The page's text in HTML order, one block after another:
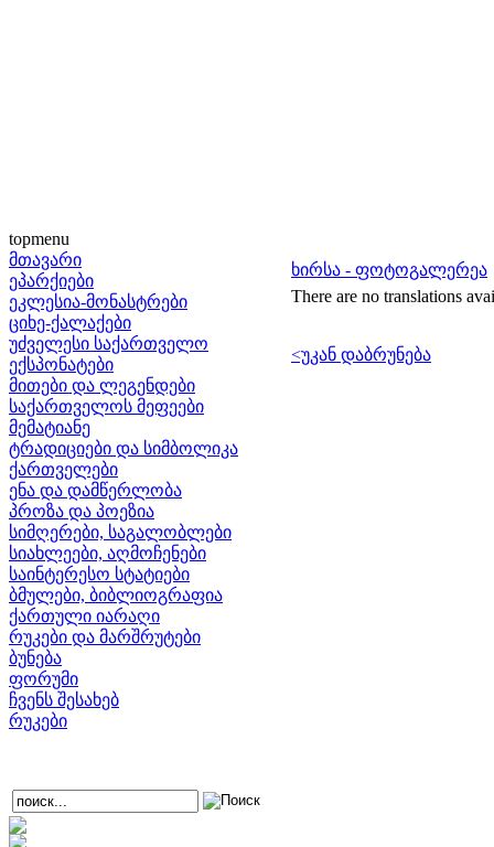
topmenu
მთავარი
ეპარქიები
ეკლესია-მონასტრები
ციხე-ქალაქები
უძველესი საქართველო
ექსპონატები
მითები და ლეგენდები
საქართველოს მეფეები
მემატიანე
ტრადიციები და სიმბოლიკა
ქართველები
ენა და დამწერლობა
პროზა და პოეზია
სიმღერები, საგალობლები
სიახლეები, აღმოჩენები
საინტერესო სტატიები
ბმულები, ბიბლიოგრაფია
ქართული იარაღი
რუკები და მარშრუტები
ბუნება
ფორუმი
ჩვენს შესახებ
რუკები
ხირსა - ფოტოგალერეა
There are no translations
<უკან დაბრუნება